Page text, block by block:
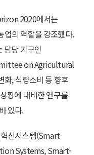
2020에서는
업의 역할을 강조했다.
담당 기구인
on Agricultural
화, 식량소비 등 향후
황에 대비한 연구를
있다.
신시스템(Smart
Systems, Smart-